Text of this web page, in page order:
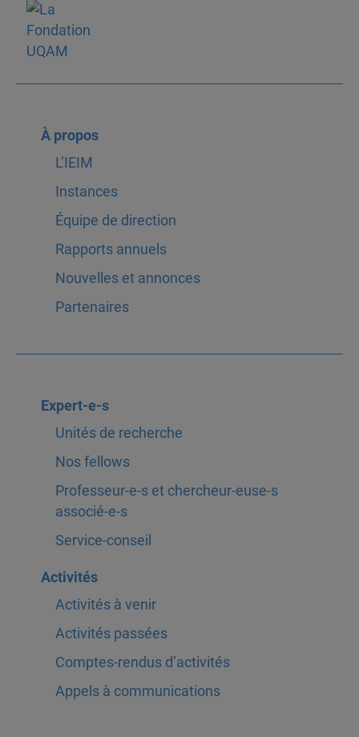
À propos
L’IEIM
Instances
Équipe de direction
Rapports annuels
Nouvelles et annonces
Partenaires
Expert-e-s
Unités de recherche
Nos fellows
Professeur-e-s et chercheur-euse-s
associé-e-s
Service-conseil
Activités
Activités à venir
Activités passées
Comptes-rendus d’activités
Appels à communications